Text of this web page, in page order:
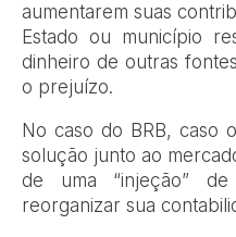
aumentarem suas
Estado ou município
dinheiro de outras
o prejuízo.
No caso do BRB, caso
solução junto ao
de uma “injeção”
reorganizar sua